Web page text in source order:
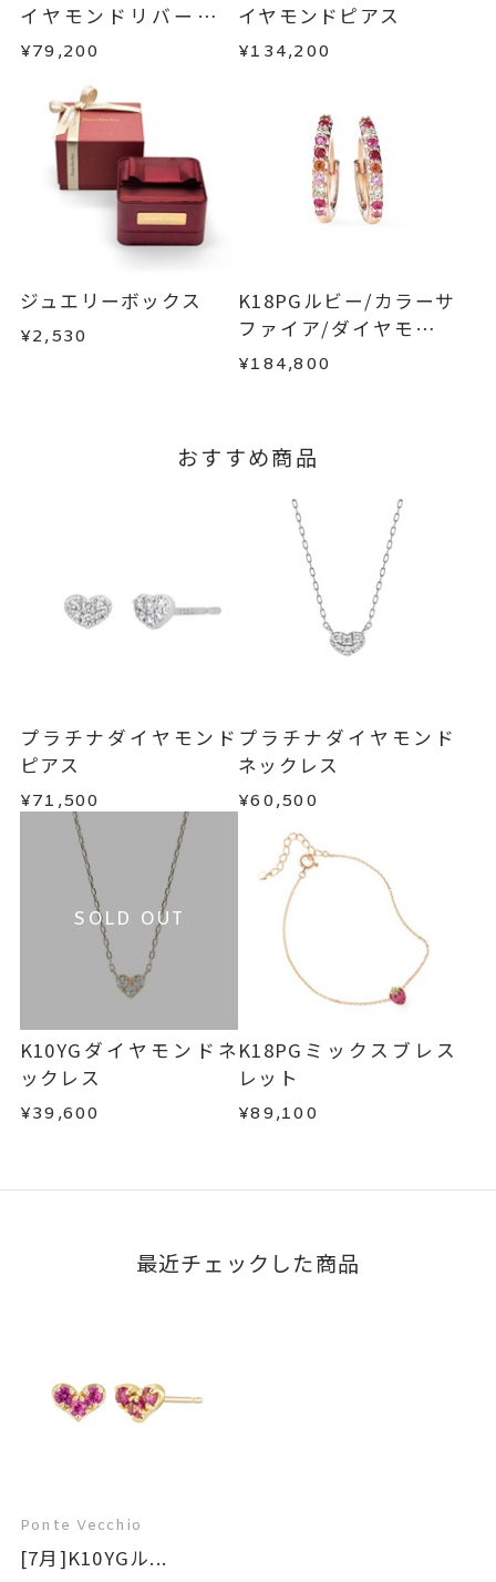
カラーストーン
刻印
内を目安に発送いたします。
・受注生産となる場合： 商品ページに記載のある
目安日数を頂戴し、一から製作いたします。
※お急ぎの方はご注文前にお問い合わせくださ
い。事前に現在の納期状況を確認いたします。
お届け予定日はご注文から2営業日以内にメールに
てご案内いたします。
・お客さまのお手元で傷や汚れが発生した商品
・到着後ご連絡無く7日以上経過した商品
・販売期間が限定されている商品
・過度な交換・返品を繰り返している場合
商品の品質には万全を期しておりますが、万が一
不良品の場合、またはご注文のお品と異なる場合
は、早急に商品を交換させていただきます。
お手数ですが商品到着後7日間以内に、お電話また
はお問い合わせフォームよりご連絡ください。
この場合の返送料は弊社にて負担いたしますの
で、着払いにてご返送ください。
イヤモンドリバーシブ
ルネックレス
¥79,200
イヤモンドピアス
¥134,200
ジュエリーボックス
¥2,530
K18PGルビー/カラーサ
ファイア/ダイヤモンド
ピアス
¥184,800
おすすめ商品
プラチナダイヤモンド
ピアス
¥71,500
プラチナダイヤモンド
ネックレス
¥60,500
SOLD OUT
K10YGダイヤモンドネ
ックレス
¥39,600
K18PGミックスブレス
レット
¥89,100
最近チェックした商品
Ponte Vecchio
[7月]K10YGル...